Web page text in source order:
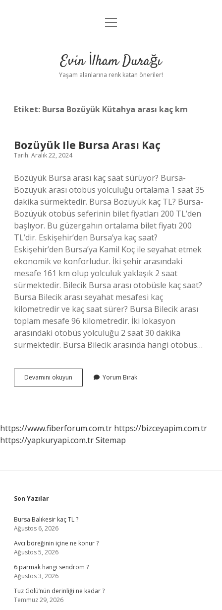
Anasayfa
Yasal Uyarı
menüyü
Evin İlham Durağı
Yaşam alanlarına renk katan öneriler!
Etiket: Bursa Bozüyük Kütahya arası kaç km
Bozüyük Ile Bursa Arası Kaç
Tarih: Aralık 22, 2024
Bozüyük Bursa arası kaç saat sürüyor? Bursa-
Bozüyük arası otobüs yolculuğu ortalama 1 saat 35
dakika sürmektedir. Bursa Bozüyük kaç TL? Bursa-
Bozüyük otobüs seferinin bilet fiyatları 200 TL’den
başlıyor. Bu güzergahın ortalama bilet fiyatı 200
TL’dir. Eskişehir’den Bursa’ya kaç saat?
Eskişehir’den Bursa’ya Kamil Koç ile seyahat etmek
ekonomik ve konforludur. İki şehir arasındaki
mesafe 161 km olup yolculuk yaklaşık 2 saat
sürmektedir. Bilecik Bursa arası otobüsle kaç saat?
Bursa Bilecik arası seyahat mesafesi kaç
kilometredir ve kaç saat sürer? Bursa Bilecik arası
toplam mesafe 96 kilometredir. İki lokasyon
arasındaki otobüs yolculuğu 2 saat 30 dakika
sürmektedir. Bursa Bilecik arasında hangi otobüs…
Devamını okuyun Bozüyük
Ile
Yorum Bırak
https://www.fiberforum.com.tr https://bizceyapim.com.tr
https://yapkuryapi.com.trSitemap
Sidebar
Son Yazılar
Bursa Balıkesir kaç TL ?
Ağustos 6, 2026
Avcı böreğinin içine ne konur ?
Ağustos 5, 2026
6 parmak hangi sendrom ?
Ağustos 3, 2026
Tuz Gölü’nün derinliği ne kadar ?
Temmuz 29, 2026